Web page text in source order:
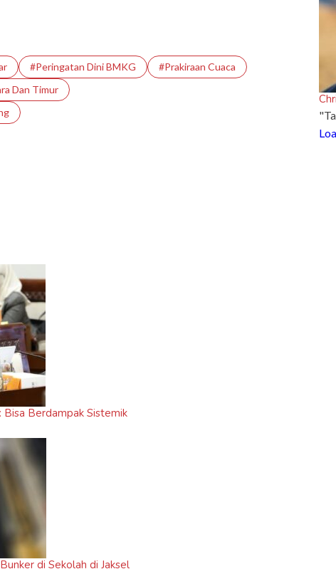
#Peringatan Dini BMKG
#Prakiraan Cuaca
Dan Timur
Bisa Berdampak Sistemik
di Sekolah di Jaksel